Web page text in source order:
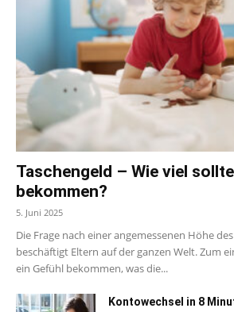
Taschengeld – Wie viel
bekommen?
5. Juni 2025
Die Frage nach einer angemessenen Höhe
beschäftigt Eltern auf der ganzen Welt. Zum
ein Gefühl bekommen, was die...
Kontowechsel in 8